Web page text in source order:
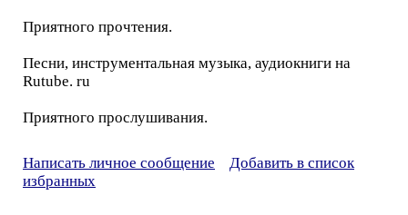
Приятного прочтения.
Песни, инструментальная музыка, аудиокниги на
Rutube. ru
Приятного прослушивания.
Написать личное сообщение
Добавить в список
избранных